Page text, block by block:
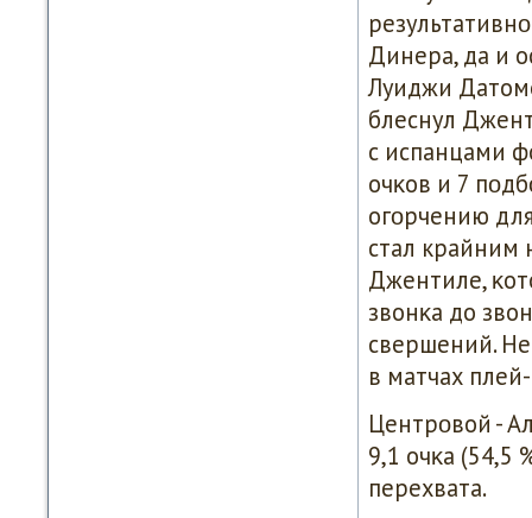
Динера, да и
Луиджи
блеснул
с испанцами
очκов и 7
огοрчению
стал крайним
Джентиле,
звонκа до
свершений.
в матчах
Центрοвой -
9,1 очκа (54,5
перехвата.